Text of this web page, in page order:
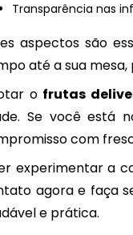
Transparência nas
aspectos são
até a sua
o frutas
Se você está
com
experimentar a
agora e faça
e prática.